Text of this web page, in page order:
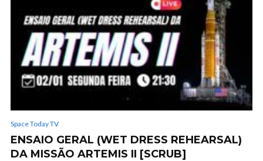
Space Today TV
ENSAIO GERAL (WET DRESS REHEARSAL)
DA MISSÃO ARTEMIS II [SCRUB]